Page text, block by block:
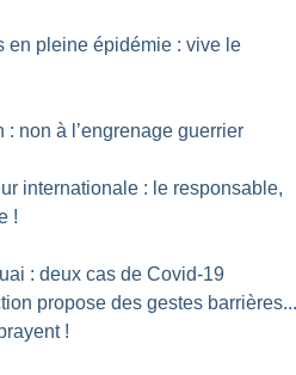
en pleine épidémie : vive le
: non à l’engrenage guerrier
internationale : le responsable,
!
: deux cas de Covid-19
propose des gestes
!